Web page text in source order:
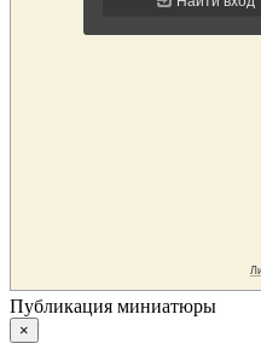
Публикация миниатюры
×